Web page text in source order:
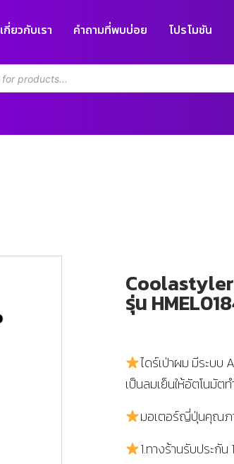
เกี่ยวกับเรา คำถามที่พบบ่อย โปรโมชัน
รุ่น
ไดร์เป่าผม มีระบบ
เป็นลมเย็นให้อัตโนมัต
มอเตอร์ญี่ปุ่นคุณ
1.ทางร้านรับประกัน